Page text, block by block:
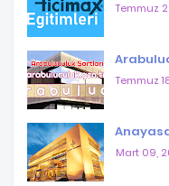
Temmuz
Temmuz
Mart 09,